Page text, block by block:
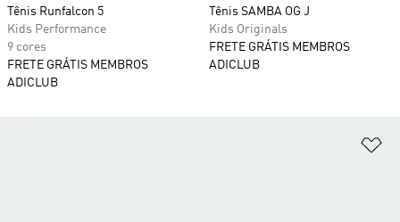
Tênis Runfalcon 5
Kids Performance
9 cores
FRETE GRÁTIS MEMBROS
ADICLUB
Tênis SAMBA OG J
Kids Originals
FRETE GRÁTIS MEMBROS
ADICLUB